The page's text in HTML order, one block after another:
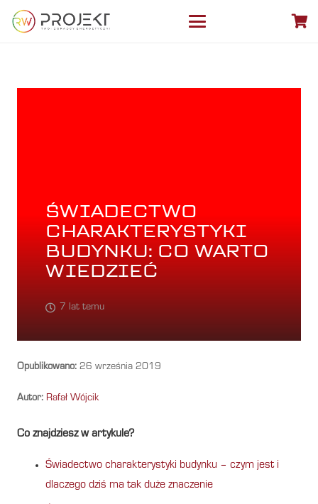
ŚWIADECTWO
CHARAKTERYSTYKI
BUDYNKU: CO WARTO
WIEDZIEĆ
7 lat temu
Opublikowano: 26 września 2019
Autor: Rafał Wójcik
Co znajdziesz w artykule?
Świadectwo charakterystyki budynku – czym jest i
dlaczego dziś ma tak duże znaczenie